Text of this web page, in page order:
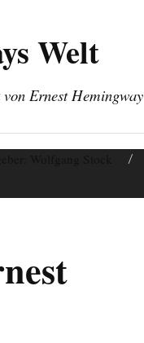
Welt
Ernest Hemingway